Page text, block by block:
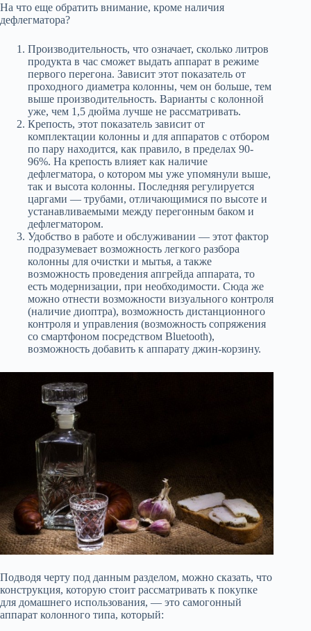
На что еще обратить внимание, кроме наличия
дефлегматора?
Производительность, что означает, сколько литров
продукта в час сможет выдать аппарат в режиме
первого перегона. Зависит этот показатель от
проходного диаметра колонны, чем он больше, тем
выше производительность. Варианты с колонной
уже, чем 1,5 дюйма лучше не рассматривать.
Крепость, этот показатель зависит от
комплектации колонны и для аппаратов с отбором
по пару находится, как правило, в пределах 90-
96%. На крепость влияет как наличие
дефлегматора, о котором мы уже упомянули выше,
так и высота колонны. Последняя регулируется
царгами — трубами, отличающимися по высоте и
устанавливаемыми между перегонным баком и
дефлегматором.
Удобство в работе и обслуживании — этот фактор
подразумевает возможность легкого разбора
колонны для очистки и мытья, а также
возможность проведения апгрейда аппарата, то
есть модернизации, при необходимости. Сюда же
можно отнести возможности визуального контроля
(наличие диоптра), возможность дистанционного
контроля и управления (возможность сопряжения
со смартфоном посредством Bluetooth),
возможность добавить к аппарату джин-корзину.
Подводя черту под данным разделом, можно сказать, что
конструкция, которую стоит рассматривать к покупке
для домашнего использования, — это самогонный
аппарат колонного типа, который: